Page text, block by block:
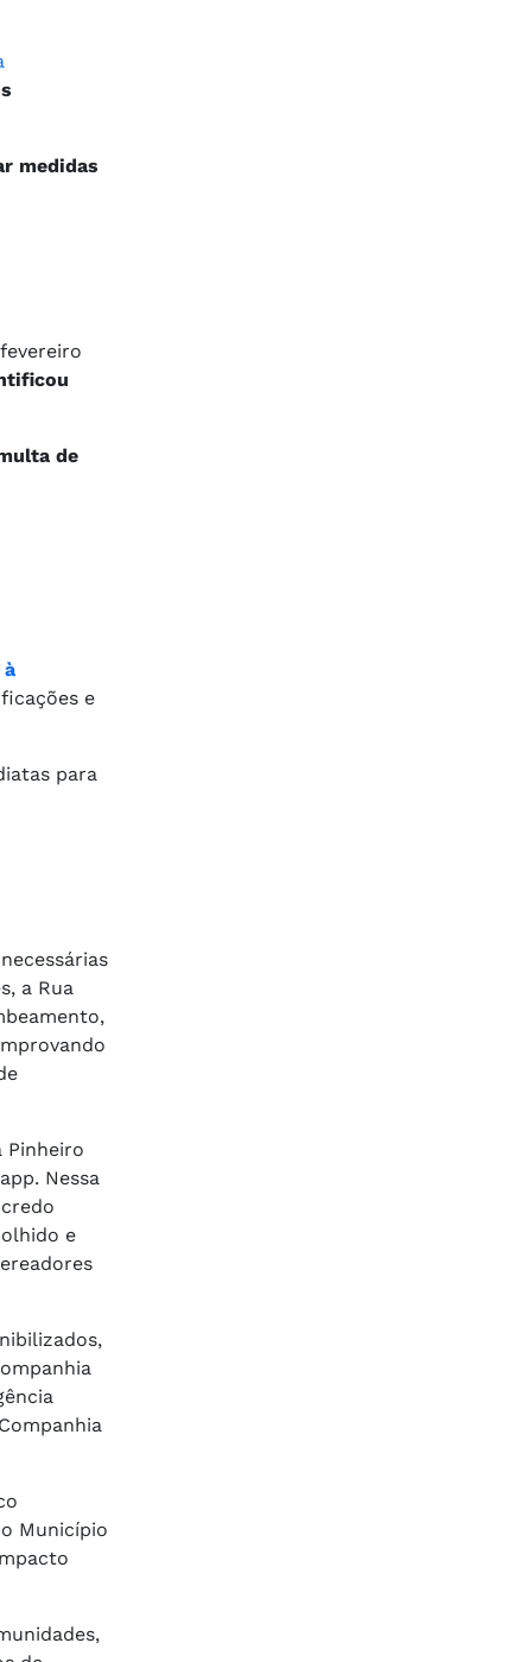
medidas
de
e
para
a Rua
Pinheiro
Nessa
e
Município